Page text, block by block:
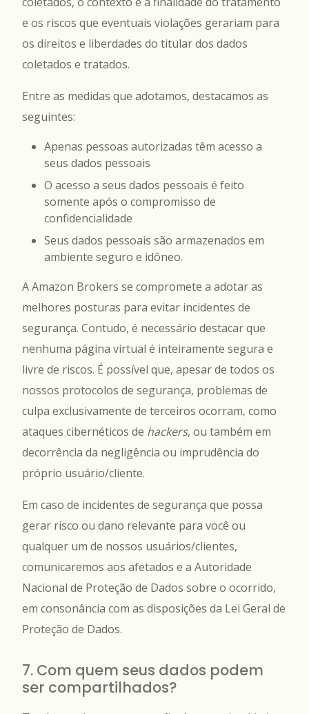
e os riscos que eventuais violações gerariam para
os direitos e liberdades do titular dos dados
coletados e tratados.
Entre as medidas que adotamos, destacamos as
seguintes:
Apenas pessoas autorizadas têm acesso a
seus dados pessoais
O acesso a seus dados pessoais é feito
somente após o compromisso de
confidencialidade
Seus dados pessoais são armazenados em
ambiente seguro e idôneo.
A Amazon Brokers se compromete a adotar as
melhores posturas para evitar incidentes de
segurança. Contudo, é necessário destacar que
nenhuma página virtual é inteiramente segura e
livre de riscos. É possível que, apesar de todos os
nossos protocolos de segurança, problemas de
culpa exclusivamente de terceiros ocorram, como
ataques cibernéticos de hackers, ou também em
decorrência da negligência ou imprudência do
próprio usuário/cliente.
Em caso de incidentes de segurança que possa
gerar risco ou dano relevante para você ou
qualquer um de nossos usuários/clientes,
comunicaremos aos afetados e a Autoridade
Nacional de Proteção de Dados sobre o ocorrido,
em consonância com as disposições da Lei Geral de
Proteção de Dados.
7. Com quem seus dados podem
ser compartilhados?